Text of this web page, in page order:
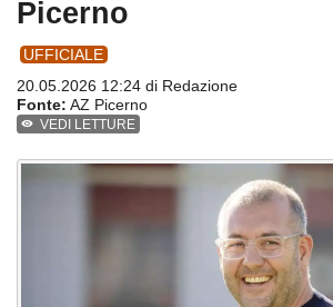
Picerno
UFFICIALE
20.05.2026 12:24 di Redazione
Fonte: AZ Picerno
VEDI LETTURE